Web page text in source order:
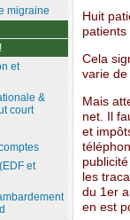
Huit
patients
Cela
varie
Mais
net. Il
et
les
du 1er
en est
migraine
et
&
court
et